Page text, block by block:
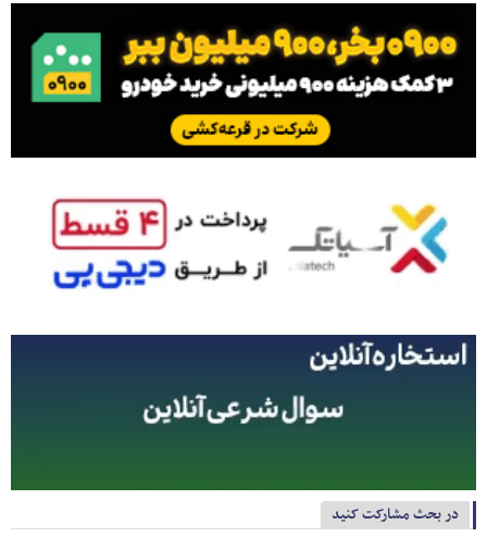
در بحث مشارکت کنید